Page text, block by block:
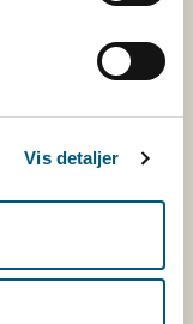
Vis detaljer